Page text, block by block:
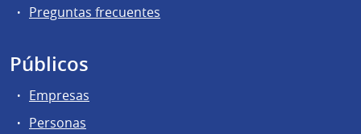
Preguntas frecuentes
Públicos
Empresas
Personas